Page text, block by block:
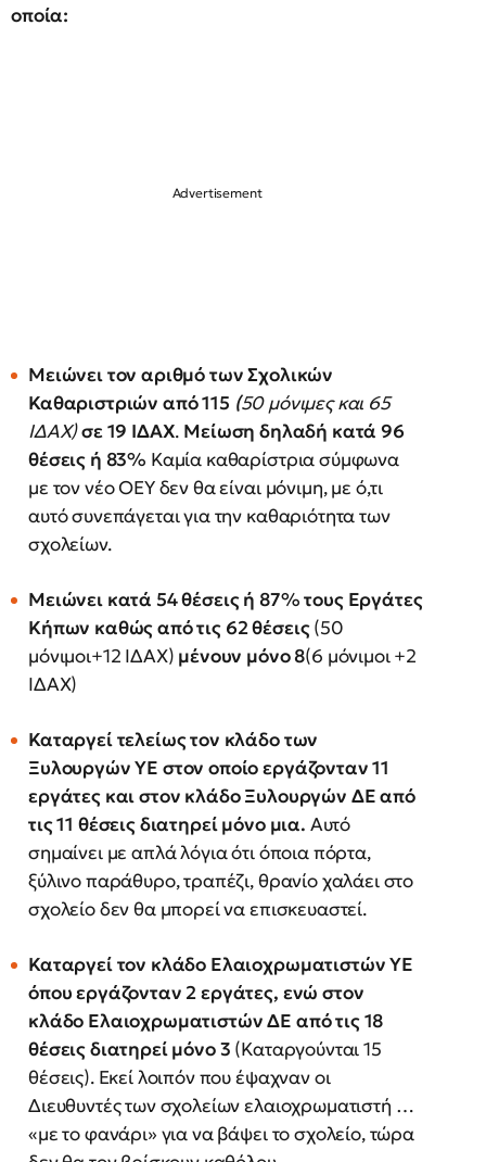
οποία:
Μειώνει τον αριθμό των Σχολικών
Καθαριστριών από115 (50 μόνιμες και 65
ΙΔΑΧ)σε 19 ΙΔΑΧ. Μείωση δηλαδή κατά 96
θέσεις ή 83% Καμία καθαρίστρια σύμφωνα
με τον νέο ΟΕΥ δεν θα είναι μόνιμη, με ό,τι
αυτό συνεπάγεται για την καθαριότητα των
σχολείων.
Μειώνει κατά 54 θέσεις ή 87% τους Εργάτες
Κήπων καθώς από τις 62 θέσεις(50
μόνιμοι+12 ΙΔΑΧ) μένουν μόνο 8(6 μόνιμοι +2
ΙΔΑΧ)
Καταργεί τελείως τον κλάδο των
Ξυλουργών ΥΕ στον οποίο εργάζονταν 11
εργάτες και στον κλάδο Ξυλουργών ΔΕ από
τις 11 θέσεις διατηρεί μόνο μια. Αυτό
σημαίνει με απλά λόγια ότι όποια πόρτα,
ξύλινο παράθυρο, τραπέζι, θρανίο χαλάει στο
σχολείο δεν θα μπορεί να επισκευαστεί.
Καταργεί τον κλάδο Ελαιοχρωματιστών ΥΕ
όπου εργάζονταν 2 εργάτες, ενώ στον
κλάδο Ελαιοχρωματιστών ΔΕ από τις 18
θέσεις διατηρεί μόνο 3 (Καταργούνται 15
θέσεις). Εκεί λοιπόν που έψαχναν οι
Διευθυντές των σχολείων ελαιοχρωματιστή …
«με το φανάρι» για να βάψει το σχολείο, τώρα